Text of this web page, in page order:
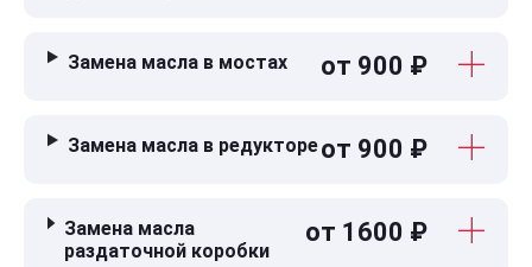
Замена масла в мостах от 900 ₽
Замена масла в редуктореот 900 ₽
Замена масла
раздаточной коробки
от 1600 ₽